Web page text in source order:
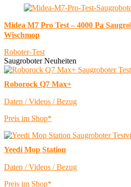
Midea M7 Pro Test – 4000 Pa
Wischmop
Roboter-Test
Saugroboter Neuheiten
Roborock Q7 Max+
Daten / Videos / Bezug
Preis im Shop*
Yeedi Mop Station
Daten / Videos / Bezug
Preis im Shop*